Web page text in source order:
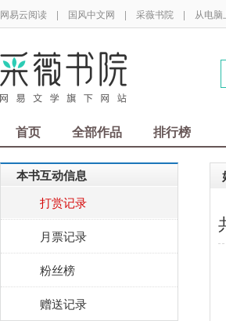
网易云阅读 | 国风中文网 | 采薇书院 | 从电
首页 全部作品 排行榜
本书互动信息
打赏记录
月票记录
粉丝榜
赠送记录